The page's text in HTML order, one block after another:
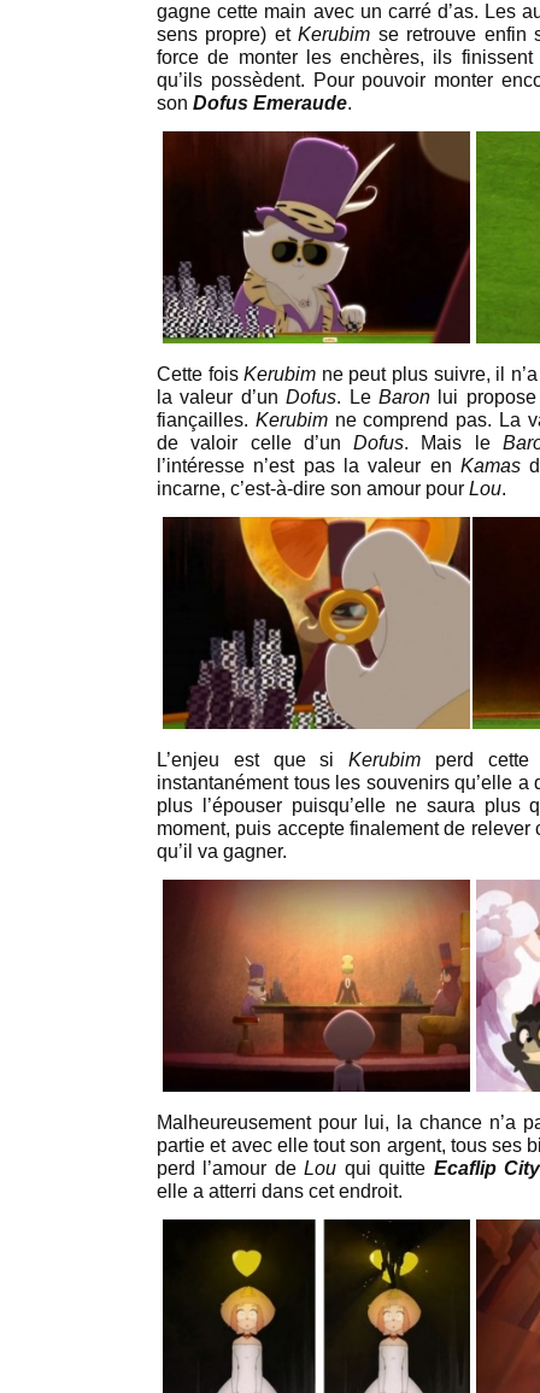
gagne cette main avec un carré d’as. Les
sens propre) etKerubim se retrouve
force de monter les enchères, ils
qu’ils possèdent. Pour pouvoir monter
son Dofus Emeraude.
Cette foisKerubim ne peut plus suivre, il
la valeur d’unDofus. Le Baronlui propose
fiançailles. Kerubimne comprend pas. La
de valoir celle d’un Dofus. Mais le
l’intéresse n’est pas la valeur en Kamas
incarne, c’est-à-dire son amour pour Lou.
L’enjeu est que siKerubim perd
instantanément tous les souvenirs qu’elle a
plus l’épouser puisqu’elle ne saura
moment, puis accepte finalement de
qu’il va gagner.
Malheureusement pour lui, la chance n’a
partie et avec elle tout son argent, tous ses
perd l’amour deLou qui quitte Ecaflip City
elle a atterri dans cet endroit.